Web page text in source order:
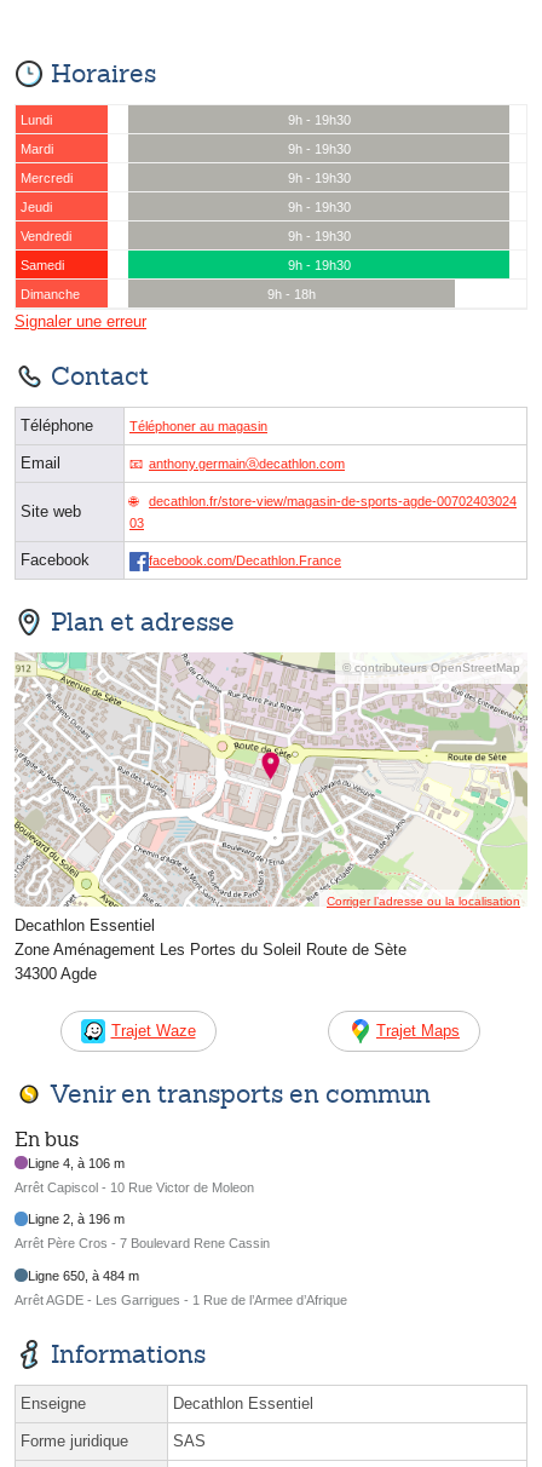
Horaires
Lundi
9h - 19h30
Mardi
9h - 19h30
Mercredi
9h - 19h30
Jeudi
9h - 19h30
Vendredi
9h - 19h30
Samedi
9h - 19h30
Dimanche
9h - 18h
Signaler une erreur
Contact
Téléphone Téléphoner au magasin
Email anthony.germainⓐdecathlon.com
Site web
decathlon.fr/store-view/magasin-de-sports-agde-00702403024
03
Facebook facebook.com/Decathlon.France
Plan et adresse
© contributeurs OpenStreetMap
Corriger l’adresse ou la localisation
Decathlon Essentiel
Zone Aménagement Les Portes du Soleil Route de Sète
34300 Agde
Trajet Waze Trajet Maps
Venir en transports en commun
En bus
Ligne 4, à 106 m
Arrêt Capiscol - 10 Rue Victor de Moleon
Ligne 2, à 196 m
Arrêt Père Cros - 7 Boulevard Rene Cassin
Ligne 650, à 484 m
Arrêt AGDE - Les Garrigues - 1 Rue de l’Armee d’Afrique
Informations
Enseigne Decathlon Essentiel
Forme juridique SAS